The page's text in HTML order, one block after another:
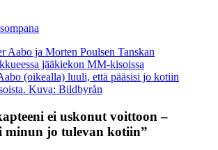
(oikealla) luuli, että pääsisi jo kotiin
Kuva: Bildbyrån
ei uskonut voittoon –
minun jo tulevan kotiin”